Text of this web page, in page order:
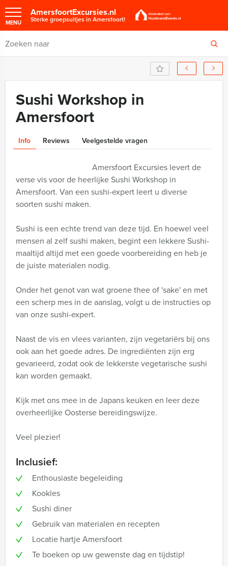
AmersfoortExcursies.nl
Sterke groepsuitjes in Amersfoort!
MENU
Sushi Workshop in
Amersfoort
Info Reviews Veelgestelde vragen
Amersfoort Excursies levert de
verse vis voor de heerlijke Sushi Workshop in
Amersfoort. Van een sushi-expert leert u diverse
soorten sushi maken.
Sushi is een echte trend van deze tijd. En hoewel veel
mensen al zelf sushi maken, begint een lekkere Sushi-
maaltijd altijd met een goede voorbereiding en heb je
de juiste materialen nodig.
Onder het genot van wat groene thee of 'sake' en met
een scherp mes in de aanslag, volgt u de instructies op
van onze sushi-expert.
Naast de vis en vlees varianten, zijn vegetariërs bij ons
ook aan het goede adres. De ingrediënten zijn erg
gevarieerd, zodat ook de lekkerste vegetarische sushi
kan worden gemaakt.
Kijk met ons mee in de Japans keuken en leer deze
overheerlijke Oosterse bereidingswijze.
Veel plezier!
Inclusief:
Enthousiaste begeleiding
Kookles
Sushi diner
Gebruik van materialen en recepten
Locatie hartje Amersfoort
Te boeken op uw gewenste dag en tijdstip!